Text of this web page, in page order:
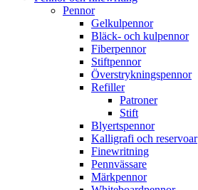
Pennor
Gelkulpennor
Bläck- och kulpennor
Fiberpennor
Stiftpennor
Överstrykningspennor
Refiller
Patroner
Stift
Blyertspennor
Kalligrafi och reservoar
Finewritning
Pennvässare
Märkpennor